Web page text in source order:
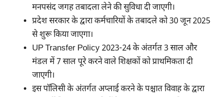
मनपसंद जगह तबादला लेने की सुविधा दी जाएगी।
प्रदेश सरकार के द्वारा कर्मचारियों के तबादले को 30 जून 2025
से शुरू किया जाएगा।
UP Transfer Policy 2023-24 के अंतर्गत 3 साल और
मंडल में 7 साल पूरे करने वाले शिक्षकों को प्राथमिकता दी
जाएगी।
इस पॉलिसी के अंतर्गत अप्लाई करने के पश्चात विवाह के द्वारा